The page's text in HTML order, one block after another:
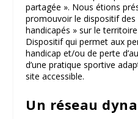
partagée ». Nous étions
promouvoir le dispositif des
handicapés » sur le
Dispositif qui permet aux
handicap et/ou de perte
d’une pratique sportive
site accessible.
Un réseau